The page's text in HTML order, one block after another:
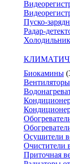
Пуско-
Радар-
Биокамины
Вентиляторы
Осушители
Очистители
Приточная